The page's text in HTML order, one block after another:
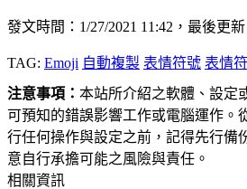
發文時間：1/27/2021 11:42，最後更新
TAG: Emoji 自動複製 表情符號 表情
注意事項： 本站所介紹之軟體、設定
可預知的錯誤影響工作或電腦運作。
行任何操作與設定之前，記得先行備
意自行承擔可能之風險與責任。
相關資訊